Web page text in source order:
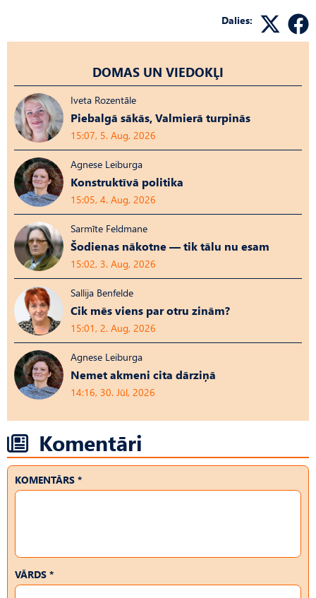
Dalies:
DOMAS UN VIEDOKĻI
Iveta Rozentāle
Piebalgā sākās, Valmierā turpinās
15:07, 5. Aug, 2026
Agnese Leiburga
Konstruktīvā politika
15:05, 4. Aug, 2026
Sarmīte Feldmane
Šodienas nākotne — tik tālu nu esam
15:02, 3. Aug, 2026
Sallija Benfelde
Cik mēs viens par otru zinām?
15:01, 2. Aug, 2026
Agnese Leiburga
Nemet akmeni cita dārziņā
14:16, 30. Jūl, 2026
Komentāri
KOMENTĀRS *
VĀRDS *